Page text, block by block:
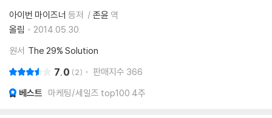
아이번 마이즈너 등저 존윤 역
올림
2014.05.30.
원서 The 29% Solution
7.0 2 판매지수 366
베스트 마케팅/세일즈 top100 4주